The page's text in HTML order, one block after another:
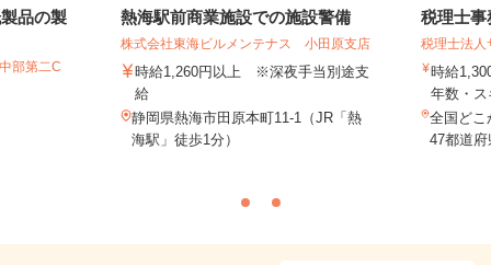
品の製
部第二C
熱海駅前商業施設での施設警備
株式会社東海ビルメンテナス 小田原支店
時給1,260円以上 ※深夜手当別途支
給
静岡県熱海市田原本町11-1（JR「熱
海駅」徒歩1分）
税理士事
税理士法人
時給
年数・
全国どこ
47都道